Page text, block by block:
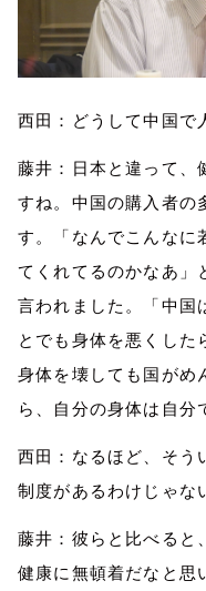
西田：どうして中国で
藤井： 日本と違って、
すね。 中国の購入者の
す。「なんでこんなに
てくれてるのかなあ」
言われました。「中国
とでも身体を悪くした
身体を壊しても国がめ
ら、自分の身体は自分
西田： なるほど、 そう
制度があるわけじゃな
藤井：彼らと比べると
健康に無頓着だなと思